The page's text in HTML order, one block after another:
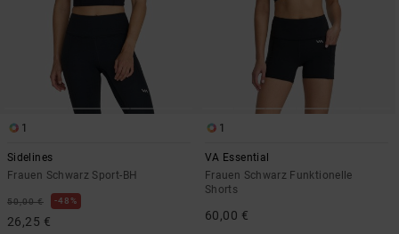
1
Sidelines
Frauen Schwarz Sport-BH
50,00 € 48%
26,25 €
1
VA Essential
Frauen Schwarz Funktionelle
Shorts
60,00 €